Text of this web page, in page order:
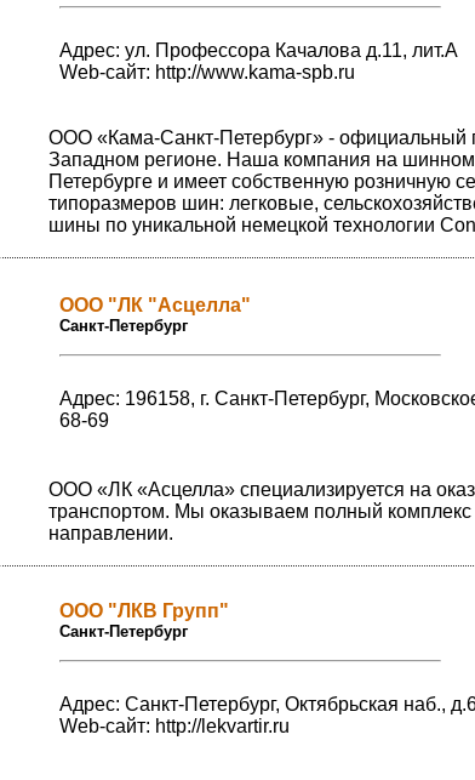
Адрес: ул. Профессора Качалова д.11, лит.А
Web-сайт: http://www.kama-spb.ru
ООО «Кама-Санкт-Петербург» - официальный
Западном регионе. Наша компания на шинном
Петербурге и имеет собственную розничную
типоразмеров шин: легковые,
шины по уникальной немецкой технологии
ООО "ЛК "Асцелла"
Санкт-Петербург
Адрес: 196158, г. Санкт-Петербург,
68-69
ООО «ЛК «Асцелла» специализируется на
транспортом. Мы оказываем полный комплекс
направлении.
ООО "ЛКВ Групп"
Санкт-Петербург
Адрес: Санкт-Петербург, Октябрьская наб.,
Web-сайт: http://lekvartir.ru